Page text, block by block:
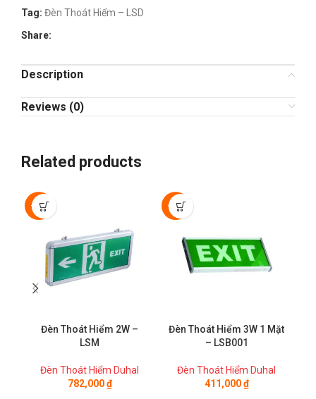
Tag: Đèn Thoát Hiểm – LSD
Share:
Description
Reviews (0)
Related products
-40%
Đèn Thoát Hiểm 2W –
LSM
Đèn Thoát Hiểm Duhal
782,000₫
-40%
Đèn Thoát Hiểm 3W 1 Mặt
– LSB001
Đèn Thoát Hiểm Duhal
411,000₫